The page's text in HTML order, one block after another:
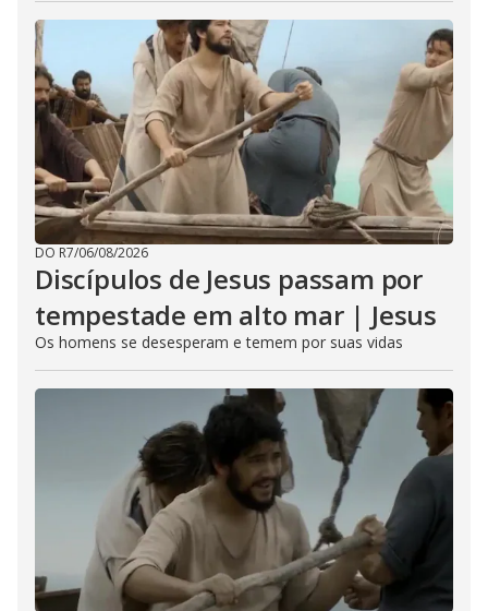
DO R7/06/08/2026
Discípulos de Jesus passam por
tempestade em alto mar | Jesus
Os homens se desesperam e temem por suas vidas